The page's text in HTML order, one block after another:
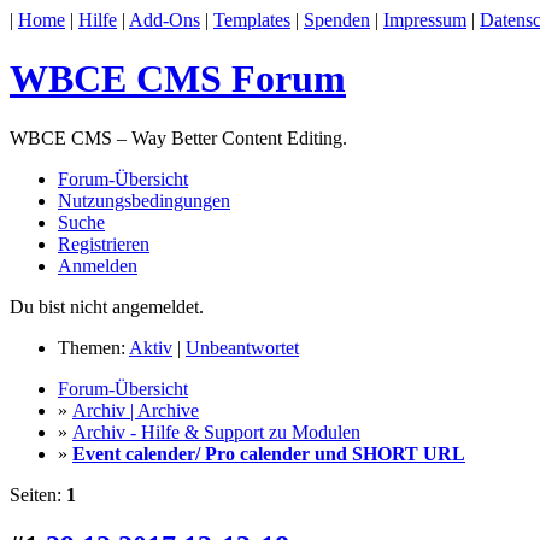
| Home | Hilfe | Add-Ons | Templates | Spenden | Impressum |
WBCE CMS Forum
WBCE CMS – Way Better Content Editing.
Forum-Übersicht
Nutzungsbedingungen
Suche
Registrieren
Anmelden
Du bist nicht angemeldet.
Themen: Aktiv | Unbeantwortet
Forum-Übersicht
» Archiv | Archive
» Archiv - Hilfe & Support zu Modulen
» Event calender/ Pro calender und SHORT URL
Seiten: 1